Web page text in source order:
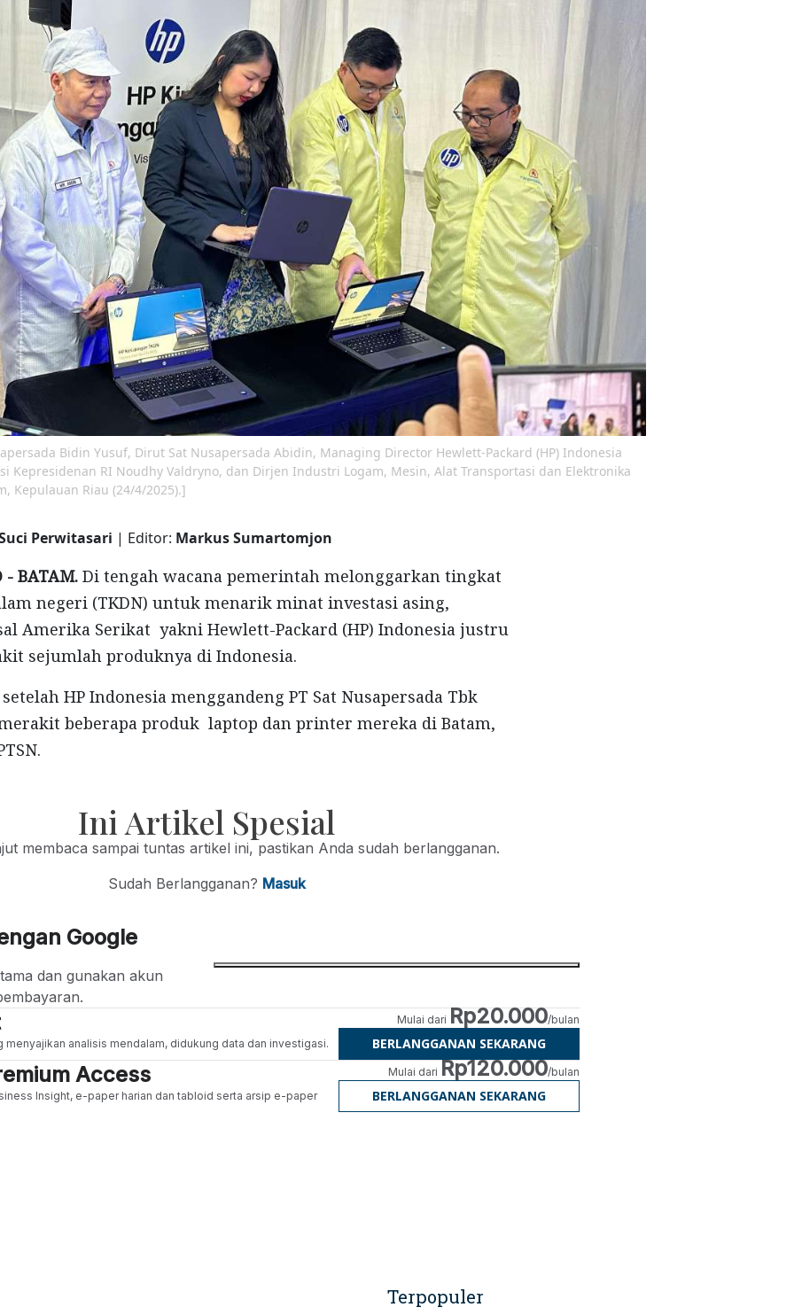
Bidin Yusuf, Dirut Sat Nusapersada Abidin, Managing Director Hewlett-Packard (HP) Indonesia
Kepresidenan RI Noudhy Valdryno, dan Dirjen Industri Logam, Mesin, Alat Transportasi dan Elektronika
Kepulauan Riau (24/4/2025).]
Perwitasari | Editor: Markus Sumartomjon
- BATAM. Di tengah wacana pemerintah melonggarkan tingkat
negeri (TKDN) untuk menarik minat investasi asing,
Amerika Serikat yakni Hewlett-Packard (HP) Indonesia justru
sejumlah produknya di Indonesia.
HP Indonesia menggandeng PT Sat Nusapersada Tbk
beberapa produk laptop dan printer mereka di Batam,
Ini Artikel Spesial
membaca sampai tuntas artikel ini, pastikan Anda sudah berlangganan.
Sudah Berlangganan? Masuk
Google
dan gunakan akun
menyajikan analisis mendalam, didukung data dan investigasi.
Mulai dari Rp20.000/bulan
BERLANGGANAN SEKARANG
Access
Insight, e-paper harian dan tabloid serta arsip e-paper
Mulai dari Rp120.000/bulan
BERLANGGANAN SEKARANG
Terpopuler